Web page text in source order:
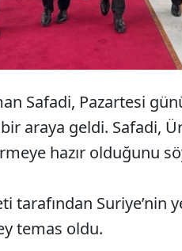
Safadi, Pazartesi
araya geldi. Safadi,
hazır olduğunu
tarafından Suriye’nin
temas oldu.